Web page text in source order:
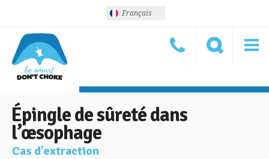
Français
Épingle de sûreté dans
l’œsophage
Cas d’extraction